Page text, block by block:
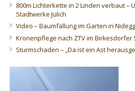
800m Lichterkette in 2 Linden verbaut –
Stadtwerke Jülich
Video – Baumfällung im Garten in
Kronenpflege nach ZTV im
Sturmschaden – „Da ist ein Ast